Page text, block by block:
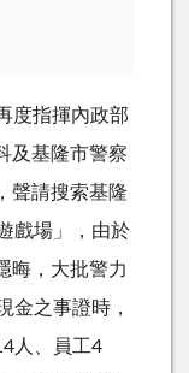
度指揮內政部
及基隆市警察
聲請搜索基隆
戲場」，由於
晦，大批警力
金之事證時，
人、員工4